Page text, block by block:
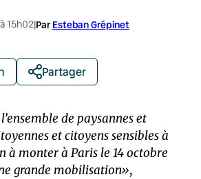
15h02|Par Esteban Grépinet
Partager
de paysannes et
et citoyens sensibles à
à monter à Paris le 14 octobre
grande mobilisation»,